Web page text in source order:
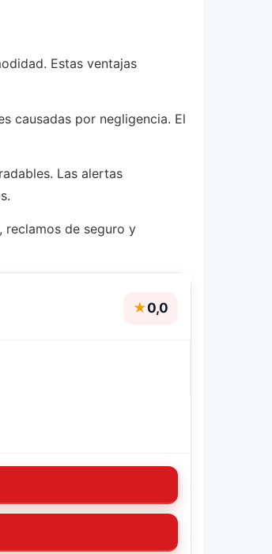
Estas ventajas
causadas por negligencia. El
Las alertas
de seguro y
★0,0